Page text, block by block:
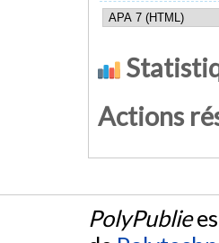
Actions
PolyPublie